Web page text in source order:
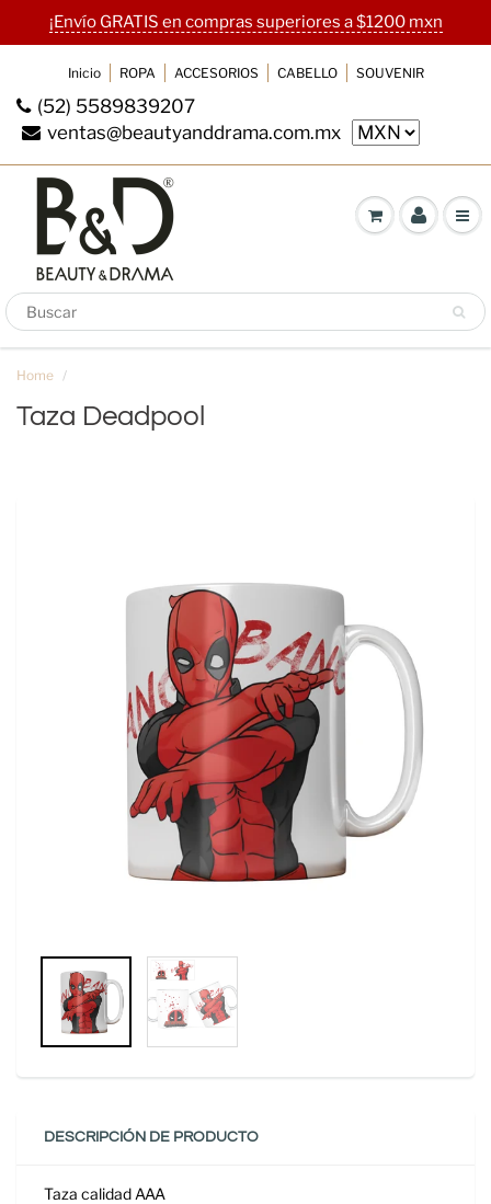
SUSCRIBETE A NUESTRO
RegÍstrate con tu mail para recibir ofertas y
cupones antes que nadie.
¡Envío GRATIS en compras superiores a $1200 mxn
Inicio ROPA ACCESORIOS CABELLO SOUVENIR
(52) 5589839207
ventas@beautyanddrama.com.mx
Home
Taza Deadpool
DESCRIPCIÓN DE PRODUCTO
Taza calidad AAA